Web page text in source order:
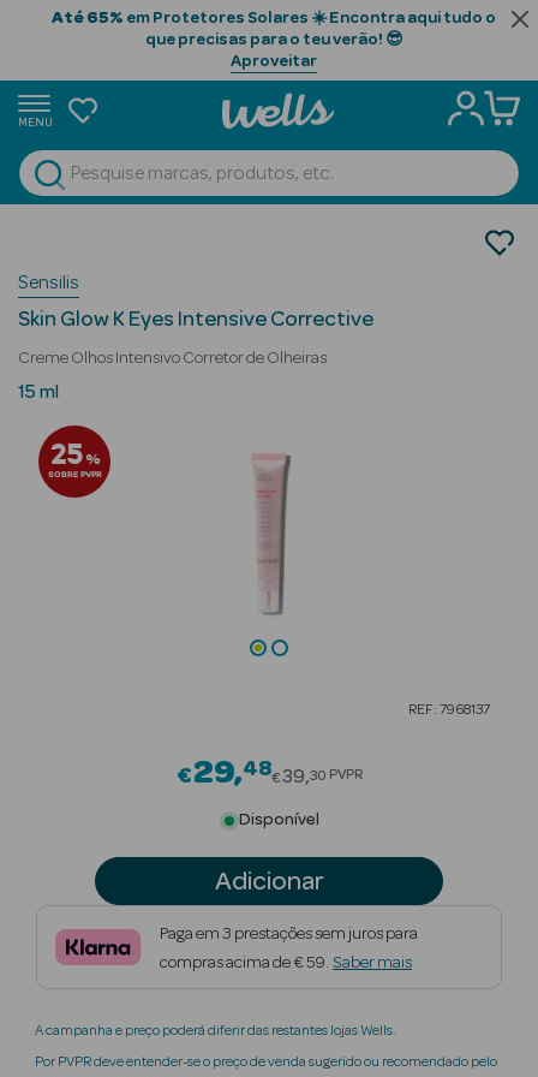
Até 65% em Protetores Solares ☀️ Encontra aqui tudo o
que precisas para o teu verão! 😎
Aproveitar
MENU
Ver Tudo
Beauty Season
Cabelo
Profissional
Beauty Season
Beauty Season
Cosmética
Beauty Season
Beauty Season
Beauty Season
Beauty Season
Creme de Olhos
Sensilis
Skin Glow K Eyes Intensive Corrective
Creme Olhos Intensivo Corretor de Olheiras
15 ml
25%
SOBRE PVPR
REF: 7968137
€29 48Price reduced from
€39 30 PVPR
Disponível
Adicionar
Paga em 3 prestações sem juros para
compras acima de € 59. Saber mais
A campanha e preço poderá diferir das restantes lojas Wells.
Por PVPR deve entender-se o preço de venda sugerido ou recomendado pelo